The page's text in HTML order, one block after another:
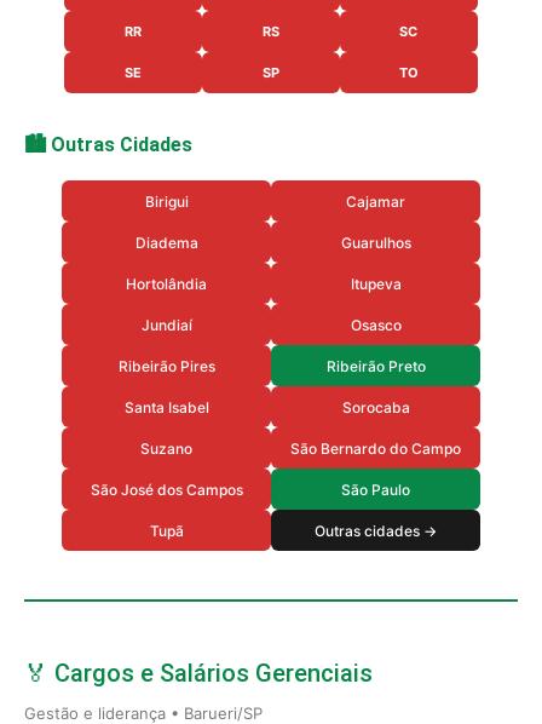
RR RS SC
SE SP TO
🏙️ Outras Cidades
Birigui Cajamar
Diadema Guarulhos
Hortolândia Itupeva
Jundiaí Osasco
Ribeirão Pires Ribeirão Preto
Santa Isabel Sorocaba
Suzano São Bernardo do Campo
São José dos Campos São Paulo
Tupã Outras cidades →
🏅 Cargos e Salários Gerenciais
Gestão e liderança • Barueri/SP